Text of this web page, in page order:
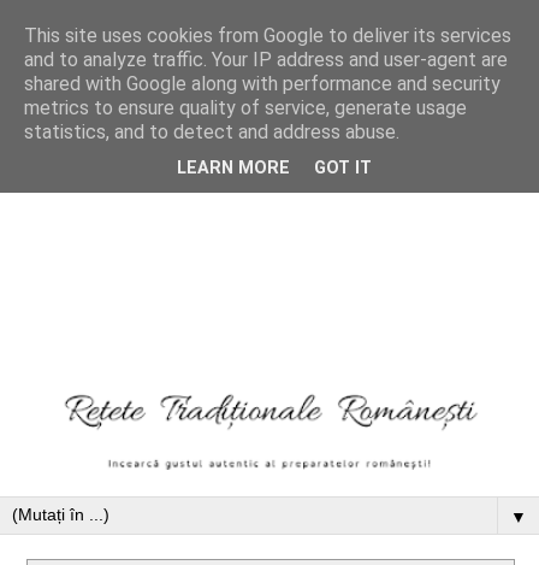
▼
This site uses cookies from Google to deliver its services
and to analyze traffic. Your IP address and user-agent are
shared with Google along with performance and security
metrics to ensure quality of service, generate usage
statistics, and to detect and address abuse.
LEARN MORE GOT IT